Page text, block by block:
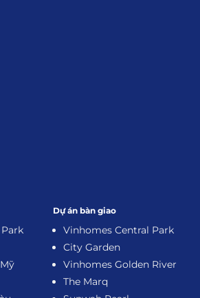
Dự án bàn giao
Vinhomes Central Park
City Garden
Vinhomes Golden River
The Marq